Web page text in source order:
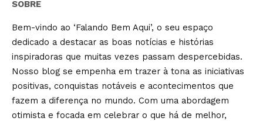
SOBRE
Bem-vindo ao ‘Falando Bem Aqui’, o seu espaço
dedicado a destacar as boas notícias e histórias
inspiradoras que muitas vezes passam despercebidas.
Nosso blog se empenha em trazer à tona as iniciativas
positivas, conquistas notáveis e acontecimentos que
fazem a diferença no mundo. Com uma abordagem
otimista e focada em celebrar o que há de melhor,